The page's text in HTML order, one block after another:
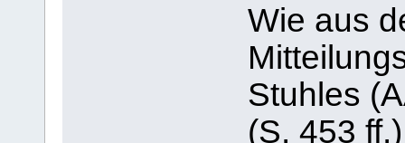
Wie aus
Stuhles
(S. 453